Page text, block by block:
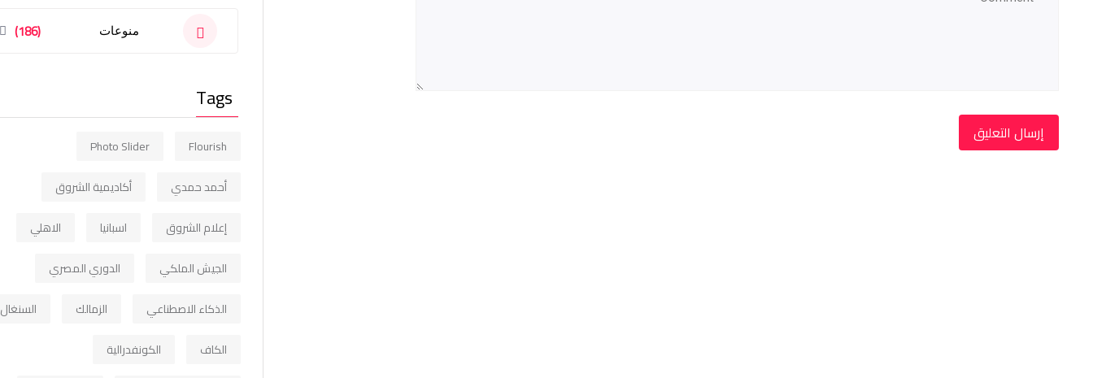
منوعات (186)
Tags
Flourish
Photo Slider
أحمد حمدي
أكاديمية الشروق
إعلام الشروق
اسبانيا
الاهلي
الجيش الملكي
الدوري المصري
الذكاء الاصطناعي
الزمالك
السنغال
الكاف
الكونفدرالية